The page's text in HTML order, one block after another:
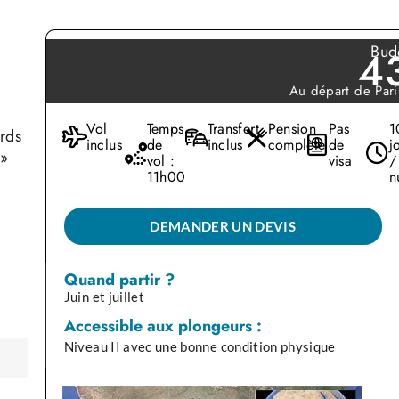
Au départ de
Vol
inclus
Temps
de
vol :
11h00
Transfert
inclus
Pension
complète
Pas
de
visa /
DEMANDER UN DEVIS
Quand partir ?
Juin et juillet
Accessible aux plongeurs :
Niveau II avec une bonne condition physique